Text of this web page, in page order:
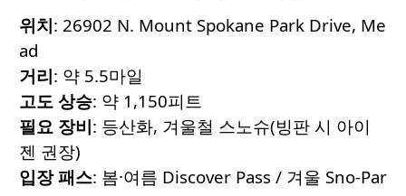
위치: 26902 N. Mount Spokane Park Drive, Me
ad
거리: 약 5.5마일
고도 상승: 약 1,150피트
필요 장비: 등산화, 겨울철 스노슈(빙판 시 아이
젠 권장)
입장 패스: 봄·여름 Discover Pass / 겨울 Sno-Par